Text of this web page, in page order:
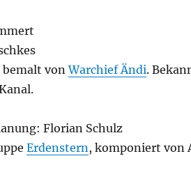
bemalt vonWarchief Ändi.
Florian Schulz
Erdenstern, komponiert von